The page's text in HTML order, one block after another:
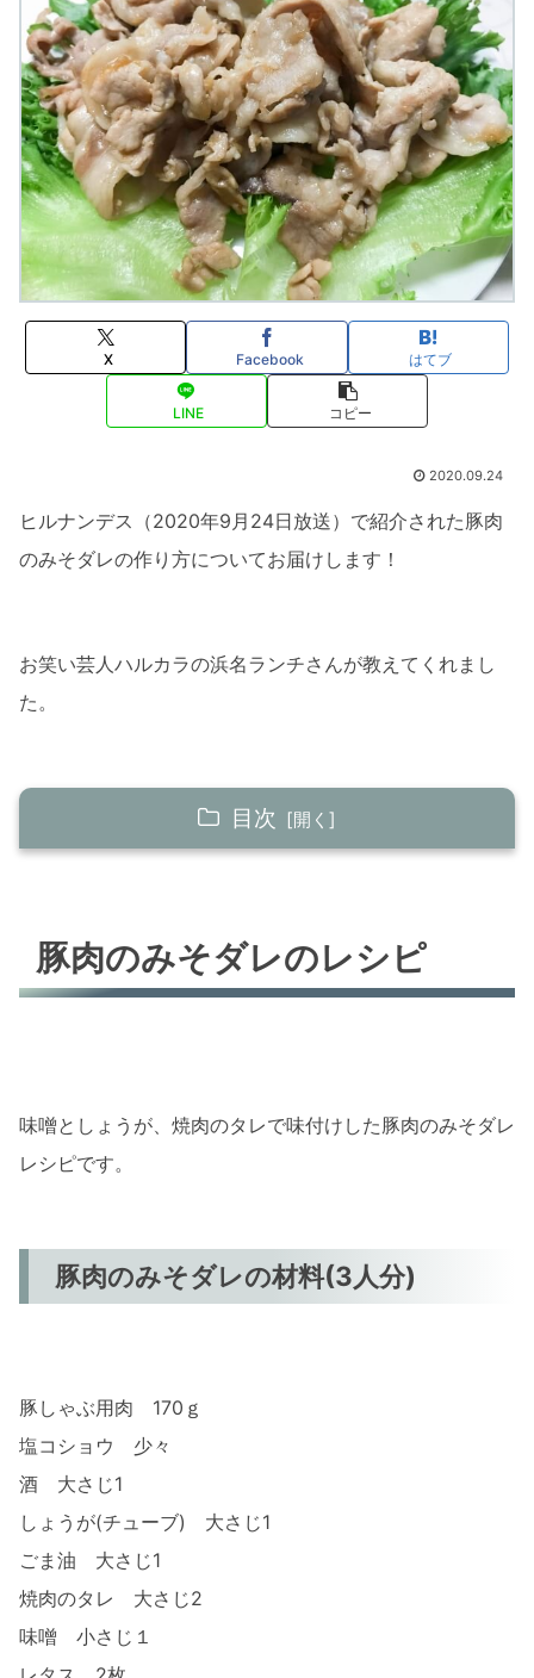
X Facebook はてブ
LINE コピー
2020.09.24
ヒルナンデス（2020年9月24日放送）で紹介された豚肉
のみそダレの作り方についてお届けします！
お笑い芸人ハルカラの浜名ランチさんが教えてくれまし
た。
目次
豚肉のみそダレの作り方
豚肉のみそダレのレシピ
味噌としょうが、焼肉のタレで味付けした豚肉のみそダレ
レシピです。
豚肉のみそダレの材料(3人分)
豚しゃぶ用肉 170ｇ
塩コショウ 少々
酒 大さじ1
しょうが(チューブ) 大さじ1
ごま油 大さじ1
焼肉のタレ 大さじ2
味噌 小さじ１